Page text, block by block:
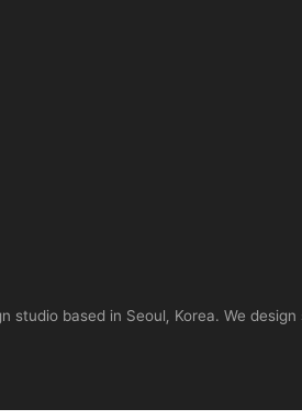
based in Seoul, Korea. We